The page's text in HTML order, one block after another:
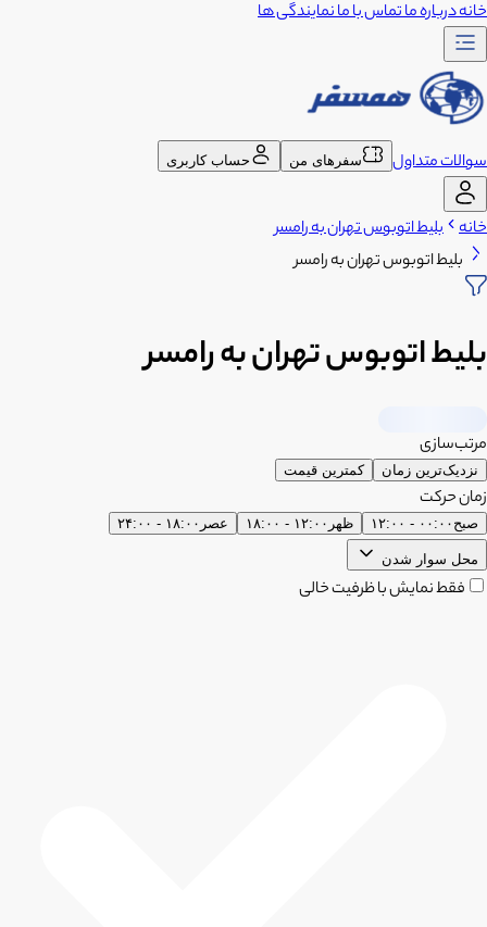
خانهدرباره ماتماس با مانمایندگی ها
سوالات متداول سفرهای من حساب کاربری
خانه بلیط اتوبوس تهران به رامسر
بلیط اتوبوس تهران به رامسر
بلیط اتوبوس تهران به رامسر
مرتب‌سازی
نزدیک‌ترین زمان کمترین قیمت
زمان حرکت
صبح ۰۰:۰۰ - ۱۲:۰۰ ظهر ۱۲:۰۰ - ۱۸:۰۰ عصر ۱۸:۰۰ - ۲۴:۰۰
محل سوار شدن
فقط نمایش با ظرفیت خالی